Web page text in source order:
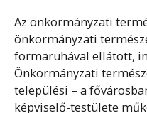
Az önkormányzati
önkormányzati
formaruhával ellátott,
Önkormányzati
települési – a
képviselő-testülete